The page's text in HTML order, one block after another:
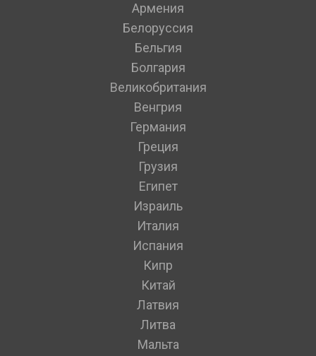
Армения
Белоруссия
Бельгия
Болгария
Великобритания
Венгрия
Германия
Греция
Грузия
Египет
Израиль
Италия
Испания
Кипр
Китай
Латвия
Литва
Мальта